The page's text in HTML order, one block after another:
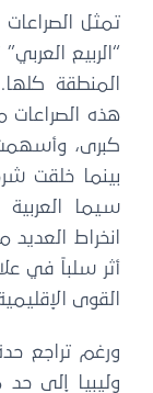
الصراعات
العربي”
كلها.
الصراعات
وأسهمت في
خلقت شرخاً
العربية
العديد من
سلباً في علاقات
الإقليمية
تراجع حدة
إلى حد ما